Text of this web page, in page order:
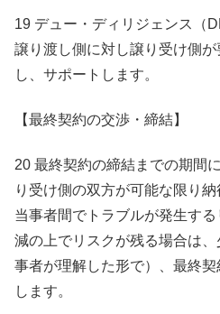
19 デュー・ディリジェンス（
譲り渡し側に対し譲り受け側
し、サポートします。
【最終契約の交渉・締結】
20 最終契約の締結までの期間
り受け側の双方が可能な限り
当事者間でトラブルが発生す
減の上でリスクが残る場合は
事者が理解した形で）、最終
します。